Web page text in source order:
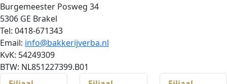
Burgemeester Posweg 34
5306 GE Brakel
Tel: 0418-671343
Email: info@bakkerijverba.nl
KvK: 54249309
BTW: NL851227399.B01